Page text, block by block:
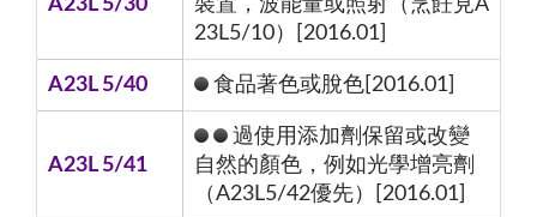
A23L 5/30
裝置，波能量或照射（烹飪見A
23L5/10）[2016.01]
A23L 5/40 食品著色或脫色[2016.01]
A23L 5/41
過使用添加劑保留或改變
自然的顏色，例如光學增亮劑
（A23L5/42優先）[2016.01]